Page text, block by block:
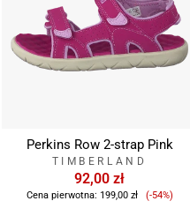
Perkins Row 2-strap Pink
TIMBERLAND
92,00 zł
Cena pierwotna: 199,00 zł
Cena
(-54%)